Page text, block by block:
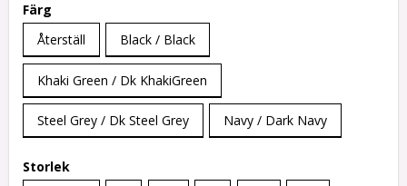
Färg
Återställ
Black / Black
Khaki Green / Dk KhakiGreen
Steel Grey / Dk Steel Grey Navy / Dark Navy
Storlek